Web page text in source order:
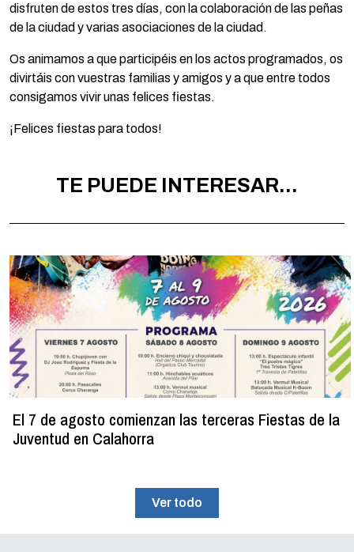
disfruten de estos tres días, con la colaboración de las peñas
de la ciudad y varias asociaciones de la ciudad.
Os animamos a que participéis en los actos programados, os
divirtáis con vuestras familias y amigos y a que entre todos
consigamos vivir unas felices fiestas.
¡Felices fiestas para todos!
TE PUEDE INTERESAR...
El 7 de agosto comienzan las terceras Fiestas de la
Juventud en Calahorra
Ver todo